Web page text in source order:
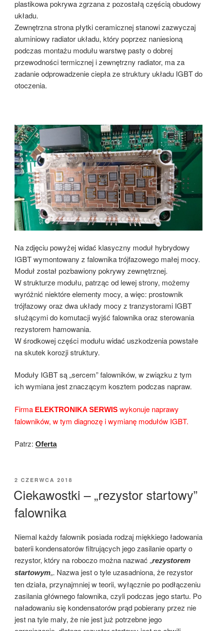
plastikowa pokrywa zgrzana z pozostałą częścią obudowy
układu.
Zewnętrzna strona płytki ceramicznej stanowi zazwyczaj
aluminiowy radiator układu, który poprzez naniesioną
podczas montażu modułu warstwę pasty o dobrej
przewodności termicznej i zewnętrzny radiator, ma za
zadanie odprowadzenie ciepła ze struktury układu IGBT do
otoczenia.
Na zdjęciu powyżej widać klasyczny moduł hybrydowy
IGBT wymontowany z falownika trójfazowego małej mocy.
Moduł został pozbawiony pokrywy zewnętrznej.
W strukturze modułu, patrząc od lewej strony, możemy
wyróżnić niektóre elementy mocy, a więc: prostownik
trójfazowy oraz dwa układy mocy z tranzystorami IGBT
służącymi do komutacji wyjść falownika oraz sterowania
rezystorem hamowania.
W środkowej części modułu widać uszkodzenia powstałe
na skutek korozji struktury.
Moduły IGBT są „sercem” falowników, w związku z tym
ich wymiana jest znaczącym kosztem podczas napraw.
Firma ELEKTRONIKA SERWIS wykonuje naprawy
falowników, w tym diagnozę i wymianę modułów IGBT.
Patrz: Oferta
OPUBLIKOWANE
2 CZERWCA 2018
Ciekawostki – „rezystor startowy”
falownika
Niemal każdy falownik posiada rodzaj miękkiego ładowania
baterii kondensatorów filtrujących jego zasilanie oparty o
rezystor, który na roboczo można nazwać „rezystorem
startowym„. Nazwa jest o tyle uzasadniona, że rezystor
ten działa, przynajmniej w teorii, wyłącznie po podłączeniu
zasilania głównego falownika, czyli podczas jego startu. Po
naładowaniu się kondensatorów prąd pobierany przez nie
jest na tyle mały, że nie jest już potrzebne jego